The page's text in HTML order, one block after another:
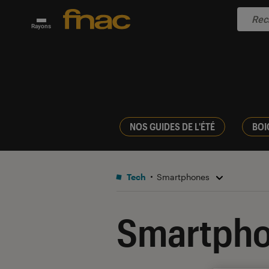
Rayons
NOS GUIDES DE L'ÉTÉ
Tech Smartphones